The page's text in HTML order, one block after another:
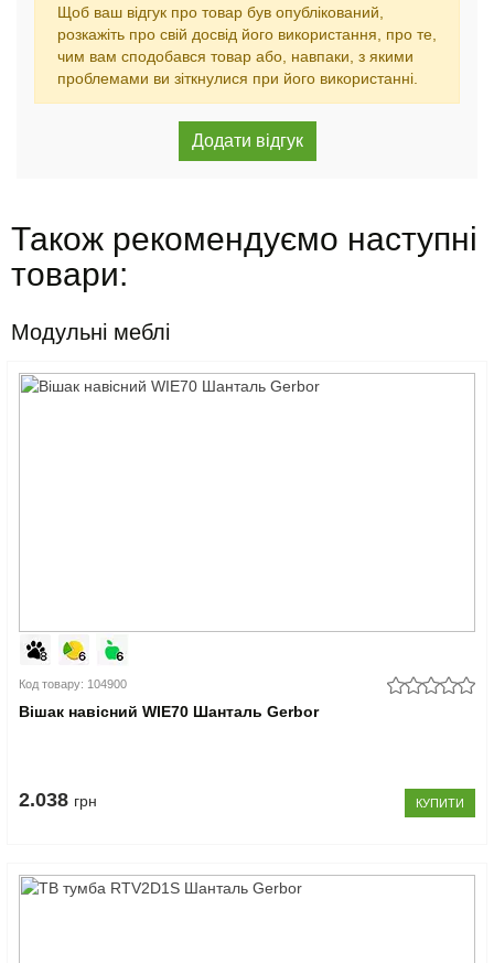
Щоб ваш відгук про товар був опублікований,
розкажіть про свій досвід його використання, про те,
чим вам сподобався товар або, навпаки, з якими
проблемами ви зіткнулися при його використанні.
Також рекомендуємо наступні
товари:
Модульні меблі
Код товару: 104900
Вішак навісний WIE70 Шанталь Gerbor
2.038 грн КУПИТИ